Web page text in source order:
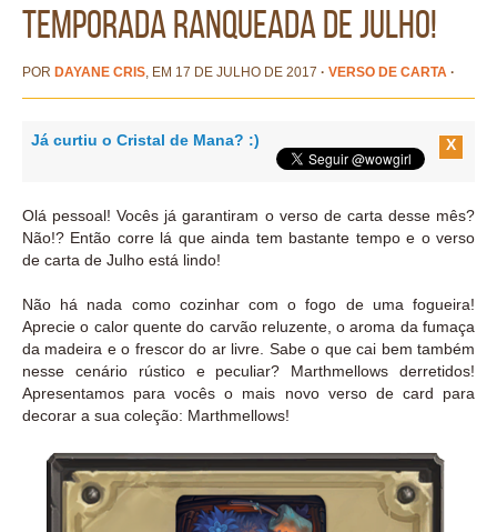
temporada ranqueada de Julho!
POR DAYANE CRIS, EM 17 DE JULHO DE 2017 · VERSO DE CARTA ·
Já curtiu o Cristal de Mana? :) X
Olá pessoal! Vocês já garantiram o verso de carta desse mês?
Não!? Então corre lá que ainda tem bastante tempo e o verso
de carta de Julho está lindo!
Não há nada como cozinhar com o fogo de uma fogueira!
Aprecie o calor quente do carvão reluzente, o aroma da fumaça
da madeira e o frescor do ar livre. Sabe o que cai bem também
nesse cenário rústico e peculiar? Marthmellows derretidos!
Apresentamos para vocês o mais novo verso de card para
decorar a sua coleção: Marthmellows!